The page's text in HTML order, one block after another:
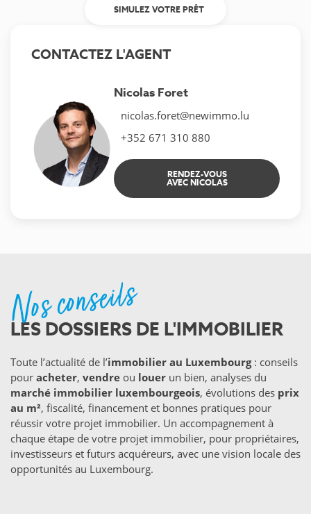
SIMULEZ VOTRE PRÊT
CONTACTEZ L'AGENT
Nicolas Foret
nicolas.foret@newimmo.lu
+352 671 310 880
RENDEZ-VOUS
AVEC NICOLAS
Nos conseils
LES DOSSIERS DE L'IMMOBILIER
Toute l’actualité de l’immobilier au Luxembourg: conseils
pour acheter, vendre ou louer un bien, analyses du
marché immobilier luxembourgeois, évolutions des prix
au m², fiscalité, financement et bonnes pratiques pour
réussir votre projet immobilier. Un accompagnement à
chaque étape de votre projet immobilier, pour propriétaires,
investisseurs et futurs acquéreurs, avec une vision locale des
opportunités au Luxembourg.